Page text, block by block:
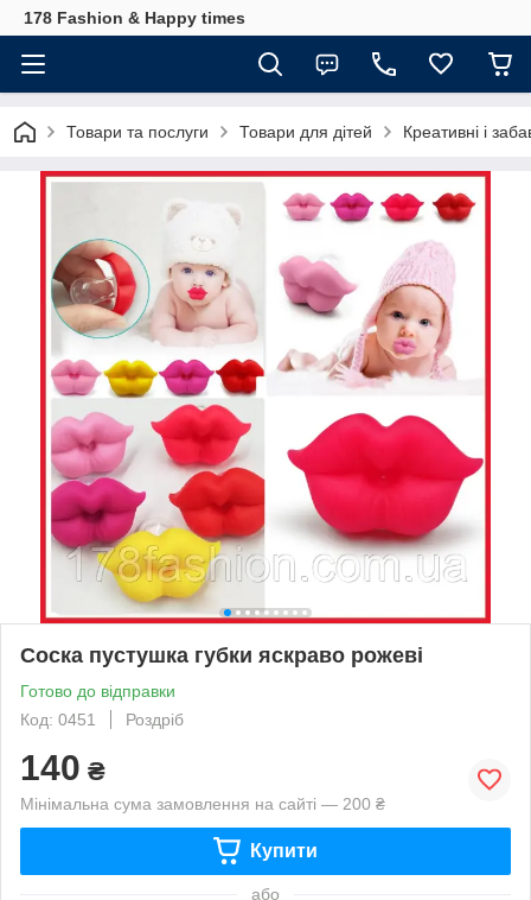
178 Fashion & Happy times
Товари та послуги Товари для дітей Креативні і
Соска пустушка губки яскраво рожеві
Готово до відправки
Код: 0451
Роздріб
140 ₴
Мінімальна сума замовлення на сайті — 200 ₴
Купити
або